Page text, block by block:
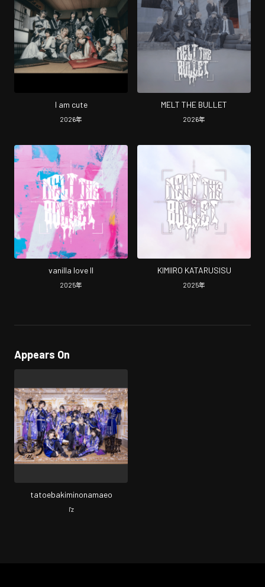
I am cute
2026年
MELT THE BULLET
2026年
vanilla love II
2025年
KIMIIRO KATARUSISU
2025年
Appears On
tatoebakiminonamaeo
I'z